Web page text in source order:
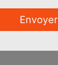
Envoyer